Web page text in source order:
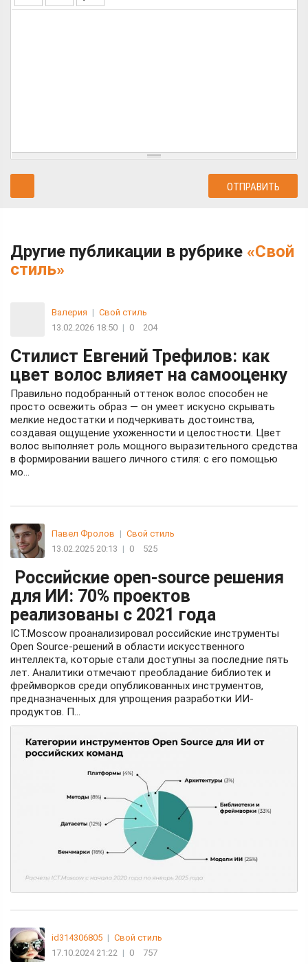
Другие публикации в рубрике «Свой
стиль»
Валерия | Свой стиль
13.02.2026 18:50 | 0 204
Стилист Евгений Трефилов: как
цвет волос влияет на самооценку
Правильно подобранный оттенок волос способен не
просто освежить образ — он умеет искусно скрывать
мелкие недостатки и подчеркивать достоинства,
создавая ощущение ухоженности и целостности. Цвет
волос выполняет роль мощного выразительного средства
в формировании вашего личного стиля: с его помощью
мо...
Павел Фролов | Свой стиль
13.02.2025 20:13 | 0 525
Российские open-source решения
для ИИ: 70% проектов
реализованы с 2021 года
ICT.Moscow проанализировал российские инструменты
Open Source-решений в области искусственного
интеллекта, которые стали доступны за последние пять
лет. Аналитики отмечают преобладание библиотек и
фреймворков среди опубликованных инструментов,
предназначенных для упрощения разработки ИИ-
продуктов. П...
id314306805 | Свой стиль
17.10.2024 21:22 | 0 757